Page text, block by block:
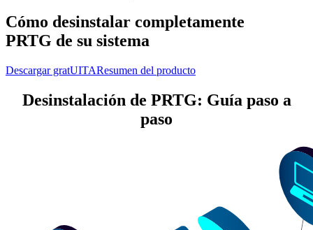
Cómo desinstalar completamente
PRTG de su sistema
Descargar gratUITAResumen del producto
Desinstalación de PRTG: Guía paso a
paso